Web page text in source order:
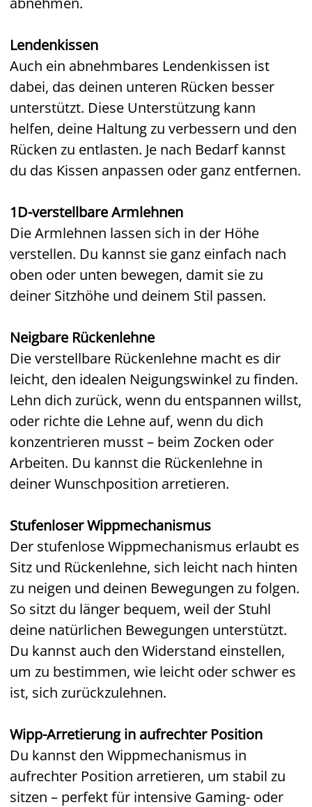
Lendenkissen
Auch ein abnehmbares Lendenkissen ist
dabei, das deinen unteren Rücken besser
unterstützt. Diese Unterstützung kann
helfen, deine Haltung zu verbessern und den
Rücken zu entlasten. Je nach Bedarf kannst
du das Kissen anpassen oder ganz entfernen.
1D-verstellbare Armlehnen
Die Armlehnen lassen sich in der Höhe
verstellen. Du kannst sie ganz einfach nach
oben oder unten bewegen, damit sie zu
deiner Sitzhöhe und deinem Stil passen.
Neigbare Rückenlehne
Die verstellbare Rückenlehne macht es dir
leicht, den idealen Neigungswinkel zu finden.
Lehn dich zurück, wenn du entspannen willst,
oder richte die Lehne auf, wenn du dich
konzentrieren musst – beim Zocken oder
Arbeiten. Du kannst die Rückenlehne in
deiner Wunschposition arretieren.
Stufenloser Wippmechanismus
Der stufenlose Wippmechanismus erlaubt es
Sitz und Rückenlehne, sich leicht nach hinten
zu neigen und deinen Bewegungen zu folgen.
So sitzt du länger bequem, weil der Stuhl
deine natürlichen Bewegungen unterstützt.
Du kannst auch den Widerstand einstellen,
um zu bestimmen, wie leicht oder schwer es
ist, sich zurückzulehnen.
Wipp-Arretierung in aufrechter Position
Du kannst den Wippmechanismus in
aufrechter Position arretieren, um stabil zu
sitzen – perfekt für intensive Gaming- oder